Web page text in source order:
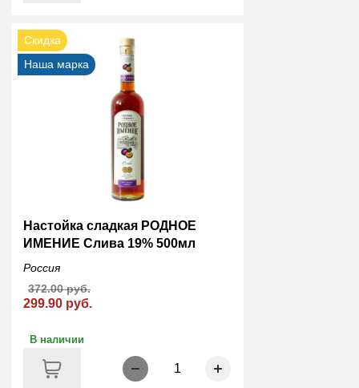
Скидка
Наша марка
Настойка сладкая РОДНОЕ
ИМЕНИЕ Слива 19% 500мл
Россия
299.90 руб.
372.00 руб.
В наличии
1